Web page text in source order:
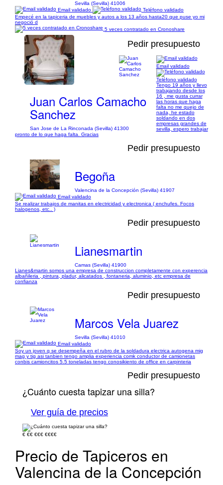
Sevilla (Sevilla) 41006
Email validado
Teléfono validado
Empecé en la tapiceria de muebles y autos a los 13 años hasta20 que puse yo mi
negoció d
5 veces contratado en Cronoshare
1/3
Pedir presupuesto
Juan Carlos Camacho
Sanchez
San Jose de La Rinconada (Sevilla) 41300
Email validado
Teléfono validado
Tengo 19 años y llevo
trabajando desde los
16 , me gusta currar
las horas que haga
falta no me quejo de
nada, he estado
soldando en dos
empresas grandes de
sevilla, espero trabajar
pronto de lo que haga falta. Gracias
Pedir presupuesto
Begoña
Valencina de la Concepción (Sevilla) 41907
Email validado
Se realizar trabajos de manitas en electricidad y electronica ( enchufes. Focos
halogenos, etc.. )
Pedir presupuesto
Lianesmartin
Camas (Sevilla) 41900
Lianes&martin somos una empresa de construccion completamente con experencia
albañileria , pintura, pladur, alicatados , fontaneria, aluminio, etc empresa de
confianza
Pedir presupuesto
Marcos Vela Juarez
Sevilla (Sevilla) 41010
Email validado
Soy un joven q se desempeña en el rubro de la soldadura electrica autogena mig
mag y tig asi tanbien tengo amplia experiencia comk conductor de camionetas
conbis camioncitos 5.5 toneladas tengo conosikiento de office en carpinteria
Pedir presupuesto
¿Cuánto cuesta tapizar una silla?
Ver guía de precios
€ €€ €€€ €€€€
Precio de Tapiceros en
Valencina de la Concepción